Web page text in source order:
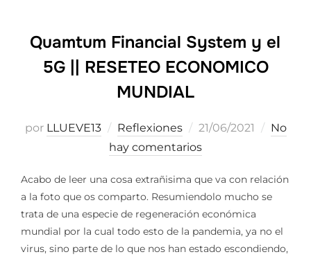
Quamtum Financial System y el
5G || RESETEO ECONOMICO
MUNDIAL
por LLUEVE13 Reflexiones
Publicado
el
21/06/2021
No
hay comentarios
Acabo de leer una cosa extrañisima que va con relación
a la foto que os comparto. Resumiendolo mucho se
trata de una especie de regeneración económica
mundial por la cual todo esto de la pandemia, ya no el
virus, sino parte de lo que nos han estado escondiendo,